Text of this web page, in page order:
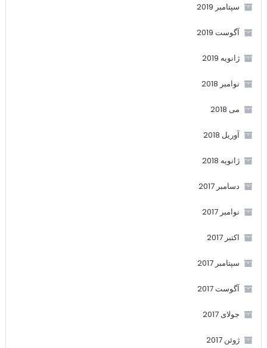
سپتامبر 2019
آگوست 2019
ژانویه 2019
نوامبر 2018
می 2018
آوریل 2018
ژانویه 2018
دسامبر 2017
نوامبر 2017
اکتبر 2017
سپتامبر 2017
آگوست 2017
جولای 2017
ژوئن 2017